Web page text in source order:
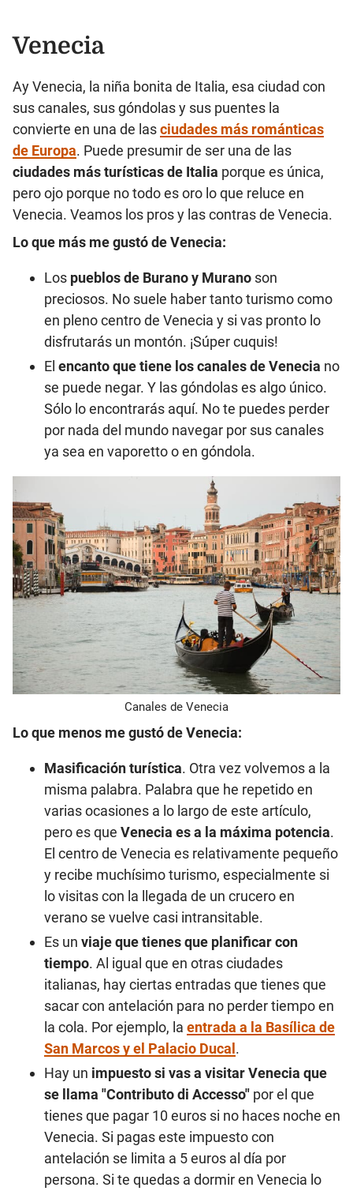
Venecia
Ay Venecia, la niña bonita de Italia, esa ciudad con
sus canales, sus góndolas y sus puentes la
convierte en una de lasciudades más románticas
de Europa. Puede presumir de ser una de las
ciudades más turísticas de Italia porque es única,
pero ojo porque no todo es oro lo que reluce en
Venecia. Veamos los pros y las contras de Venecia.
Lo que más me gustó de Venecia:
Los pueblos de Burano y Murano son
preciosos. No suele haber tanto turismo como
en pleno centro de Venecia y si vas pronto lo
disfrutarás un montón. ¡Súper cuquis!
El encanto que tiene los canales de Venecia no
se puede negar. Y las góndolas es algo único.
Sólo lo encontrarás aquí. No te puedes perder
por nada del mundo navegar por sus canales
ya sea en vaporetto o en góndola.
Canales de Venecia
Lo que menos me gustó de Venecia:
Masificación turística. Otra vez volvemos a la
misma palabra. Palabra que he repetido en
varias ocasiones a lo largo de este artículo,
pero es que Venecia es a la máxima potencia.
El centro de Venecia es relativamente pequeño
y recibe muchísimo turismo, especialmente si
lo visitas con la llegada de un crucero en
verano se vuelve casi intransitable.
Es un viaje que tienes que planificar con
tiempo. Al igual que en otras ciudades
italianas, hay ciertas entradas que tienes que
sacar con antelación para no perder tiempo en
la cola. Por ejemplo, la entrada a la Basílica de
San Marcos y el Palacio Ducal .
Hay un impuesto si vas a visitar Venecia que
se llama "Contributo di Accesso" por el que
tienes que pagar 10 euros si no haces noche en
Venecia. Si pagas este impuesto con
antelación se limita a 5 euros al día por
persona. Si te quedas a dormir en Venecia lo